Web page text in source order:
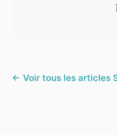
← Voir tous les articles